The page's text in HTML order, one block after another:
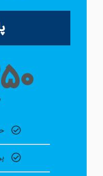
پلن دو
حافظه رم ۱ گیگ
پردازنده ۱ هسته